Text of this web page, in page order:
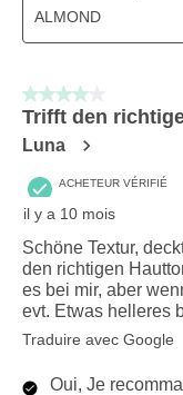
ALMOND
4 sur 5 étoiles.
Trifft den
Luna
ACHETEUR VÉRIFIÉ
il y a 10 mois
Schöne Textur,
den richtigen
es bei mir, aber
evt. Etwas helleres
Traduire avec Google
Oui, Je